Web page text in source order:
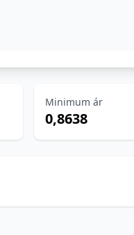
Minimum ár
0,8638